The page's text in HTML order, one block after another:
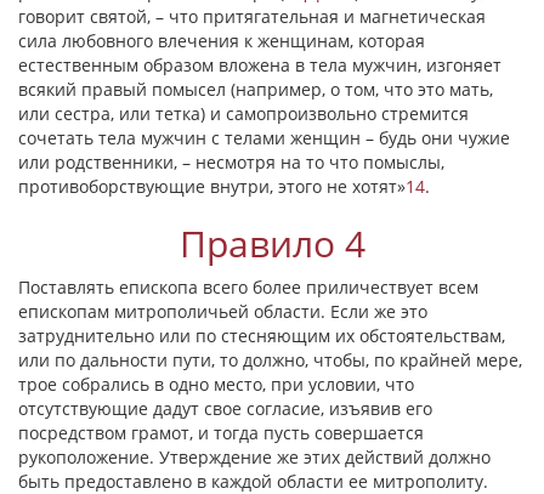
говорит святой, – что притягательная и магнетическая
сила любовного влечения к женщинам, которая
естественным образом вложена в тела мужчин, изгоняет
всякий правый помысел (например, о том, что это мать,
или сестра, или тетка) и самопроизвольно стремится
сочетать тела мужчин с телами женщин – будь они чужие
или родственники, – несмотря на то что помыслы,
противоборствующие внутри, этого не хотят»14.
Правило 4
Поставлять епископа всего более приличествует всем
епископам митрополичьей области. Если же это
затруднительно или по стесняющим их обстоятельствам,
или по дальности пути, то должно, чтобы, по крайней мере,
трое собрались в одно место, при условии, что
отсутствующие дадут свое согласие, изъявив его
посредством грамот, и тогда пусть совершается
рукоположение. Утверждение же этих действий должно
быть предоставлено в каждой области ее митрополиту.